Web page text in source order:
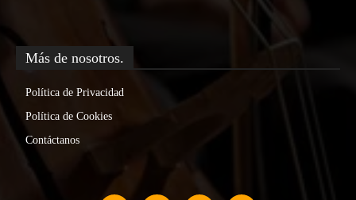
Más de nosotros.
Política de Privacidad
Política de Cookies
Contáctanos